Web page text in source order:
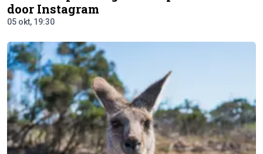
door Instagram
05 okt, 19:30